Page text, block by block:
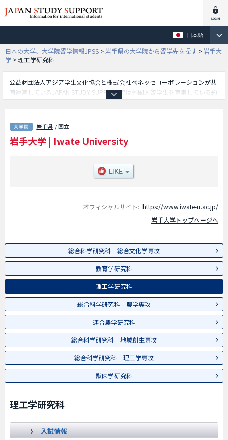
日本語
日本の大学、大学院留学情報JPSS >岩手県の大学院から留学先を探す >岩手大
学 >理工学研究科
公益財団法人アジア学生文化協会と株式会社ベネッセコーポレーションが共
同運営しているJAPAN STUDY SUPPORTでは外国人留学生を募集している約
合文化学専攻や教育学研究科や理工学研究科や総合科学研究科 農学専攻や
連合農学研究科や総合科学研究科 地域創生専攻や総合科学研究科 理工学
専攻や獣医学研究科等、研究科別情報や、募集定員や合格者数など入試情
岩手県 / 国立
岩手大学 | Iwate University
オフィシャルサイト: https://www.iwate-u.ac.jp/
岩手大学トップページへ
総合科学研究科 総合文化学専攻
教育学研究科
理工学研究科
総合科学研究科 農学専攻
連合農学研究科
総合科学研究科 地域創生専攻
総合科学研究科 理工学専攻
獣医学研究科
理工学研究科
入試情報